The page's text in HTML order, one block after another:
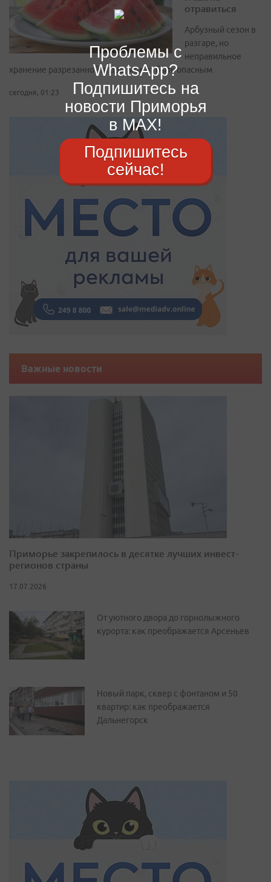
отравиться
Арбузный сезон в
разгаре, но
неправильное
хранение разрезанной ягоды может быть опасным
сегодня, 01:23
Важные новости
Приморье закрепилось в десятке лучших инвест-
регионов страны
17.07.2026
От уютного двора до горнолыжного
курорта: как преображается Арсеньев
Новый парк, сквер с фонтаном и 50
квартир: как преображается
Дальнегорск
Проблемы с
WhatsApp?
Подпишитесь на
новости Приморья
в MAX!
Подпишитесь
сейчас!